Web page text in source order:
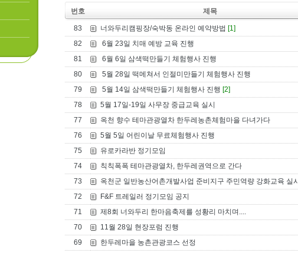
번호 제목
83 너와두리캠핑장/숙박동 온라인 예약방법 [1]
82
6월 23일 치매 예방 교육 진행
81
6월 6일 삼색떡만들기 체험행사 진행
80
5월 28일 떡메쳐서 인절미만들기 체험행사 진행
79
5월 14일 삼색떡만들기 체험행사 진행 [2]
78
5월 17일-19일 사무장 중급교육 실시
77
옥천 향수 테마관광열차 한두레농촌체험마을 다녀가다
76
5월 5일 어린이날 무료체험행사 진행
75
유로카라반 정기모임
74
칙칙폭폭 테마관광열차, 한두레권역으로 간다
73
옥천군 일반농산어촌개발사업 준비지구 주민역량 강화교육 실시
72
F&F 트레일러 정기모임 공지
71
제8회 너와두리 한마음축제를 성황리 마치며....
70
11월 28일 현장포럼 진행
69
한두레마을 농촌관광코스 선정